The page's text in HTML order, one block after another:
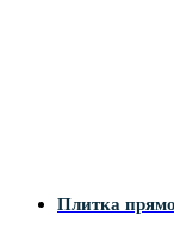
Плитка